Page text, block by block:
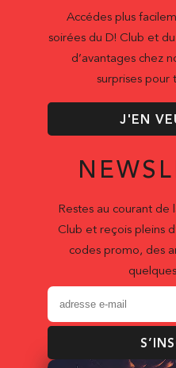
Accédes plus
soirées du D! Club et
d’avantages chez
surprises pour
J'EN
Restes au courant de
Club et reçois pleins
codes promo, des